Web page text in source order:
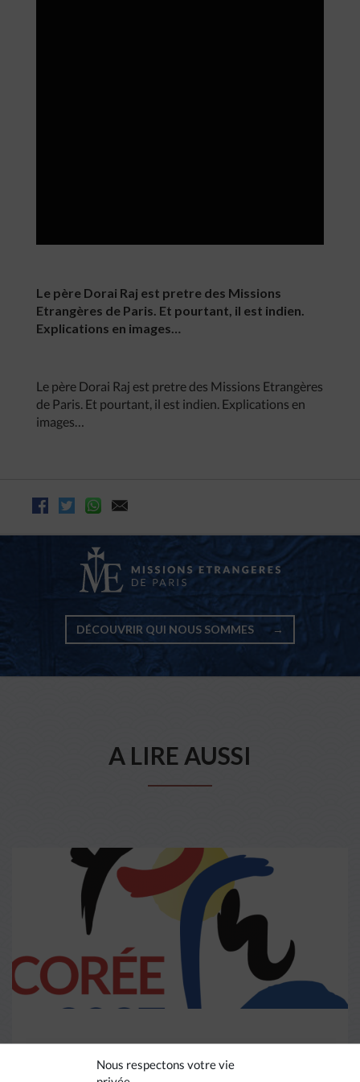
Nous respectons votre vie
Le père Dorai Raj est pretre des Missions
Etrangères de Paris. Et pourtant, il est indien.
Explications en images…
Le père Dorai Raj est pretre des Missions Etrangères
de Paris. Et pourtant, il est indien. Explications en
images…
DÉCOUVRIR QUI NOUS SOMMES →
A LIRE AUSSI
ACTU MEP